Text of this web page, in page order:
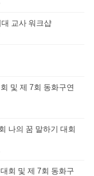
교사 워크샵
및 제 7회 동화구연
나의 꿈 말하기 대회
회 및 제 7회 동화구